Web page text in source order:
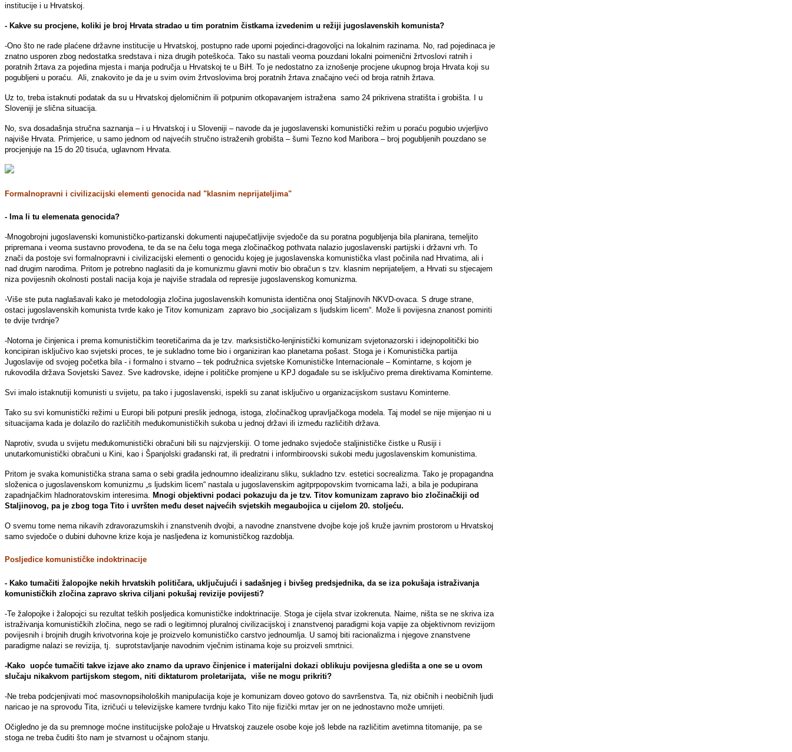
institucije i u Hrvatskoj.
- Kakve su procjene, koliki je broj Hrvata stradao u tim poratnim čistkama izvedenim u režiji jugoslavenskih komunista?
-Ono što ne rade plaćene državne institucije u Hrvatskoj, postupno rade uporni pojedinci-dragovoljci na lokalnim razinama. No, rad pojedinaca je
znatno usporen zbog nedostatka sredstava i niza drugih poteškoća. Tako su nastali veoma pouzdani lokalni poimenični žrtvoslovi ratnih i
poratnih žrtava za pojedina mjesta i manja područja u Hrvatskoj te u BiH. To je nedostatno za iznošenje procjene ukupnog broja Hrvata koji su
pogubljeni u poraću. Ali, znakovito je da je u svim ovim žrtvoslovima broj poratnih žrtava značajno veći od broja ratnih žrtava.
Uz to, treba istaknuti podatak da su u Hrvatskoj djelomičnim ili potpunim otkopavanjem istražena samo 24 prikrivena stratišta i grobišta. I u
Sloveniji je slična situacija.
No, sva dosadašnja stručna saznanja – i u Hrvatskoj i u Sloveniji – navode da je jugoslavenski komunistički režim u poraću pogubio uvjerljivo
najviše Hrvata. Primjerice, u samo jednom od najvećih stručno istraženih grobišta – šumi Tezno kod Maribora – broj pogubljenih pouzdano se
procjenjuje na 15 do 20 tisuća, uglavnom Hrvata.
Formalnopravni i civilizacijski elementi genocida nad "klasnim neprijateljima"
- Ima li tu elemenata genocida?
-Mnogobrojni jugoslavenski komunističko-partizanski dokumenti najupečatljivije svjedoče da su poratna pogubljenja bila planirana, temeljito
pripremana i veoma sustavno provođena, te da se na čelu toga mega zločinačkog pothvata nalazio jugoslavenski partijski i državni vrh. To
znači da postoje svi formalnopravni i civilizacijski elementi o genocidu kojeg je jugoslavenska komunistička vlast počinila nad Hrvatima, ali i
nad drugim narodima. Pritom je potrebno naglasiti da je komunizmu glavni motiv bio obračun s tzv. klasnim neprijateljem, a Hrvati su stjecajem
niza povijesnih okolnosti postali nacija koja je najviše stradala od represije jugoslavenskog komunizma.
-Više ste puta naglašavali kako je metodologija zločina jugoslavenskih komunista identična onoj Staljinovih NKVD-ovaca. S druge strane,
ostaci jugoslavenskih komunista tvrde kako je Titov komunizam zapravo bio „socijalizam s ljudskim licem“. Može li povijesna znanost pomiriti
te dvije tvrdnje?
-Notorna je činjenica i prema komunističkim teoretičarima da je tzv. marksističko-lenjinistički komunizam svjetonazorski i idejnopolitički bio
koncipiran isključivo kao svjetski proces, te je sukladno tome bio i organiziran kao planetarna pošast. Stoga je i Komunistička partija
Jugoslavije od svojeg početka bila - i formalno i stvarno – tek podružnica svjetske Komunističke Internacionale – Komintarne, s kojom je
rukovodila država Sovjetski Savez. Sve kadrovske, idejne i političke promjene u KPJ događale su se isključivo prema direktivama Kominterne.
Svi imalo istaknutiji komunisti u svijetu, pa tako i jugoslavenski, ispekli su zanat isključivo u organizacijskom sustavu Kominterne.
Tako su svi komunistički režimi u Europi bili potpuni preslik jednoga, istoga, zločinačkog upravljačkoga modela. Taj model se nije mijenjao ni u
situacijama kada je dolazilo do različitih međukomunističkih sukoba u jednoj državi ili između različitih država.
Naprotiv, svuda u svijetu međukomunistički obračuni bili su najzvjerskiji. O tome jednako svjedoče staljinističke čistke u Rusiji i
unutarkomunistički obračuni u Kini, kao i Španjolski građanski rat, ili predratni i informbiroovski sukobi među jugoslavenskim komunistima.
Pritom je svaka komunistička strana sama o sebi gradila jednoumno idealiziranu sliku, sukladno tzv. estetici socrealizma. Tako je propagandna
složenica o jugoslavenskom komunizmu „s ljudskim licem“ nastala u jugoslavenskim agitprpopovskim tvornicama laži, a bila je podupirana
zapadnjačkim hladnoratovskim interesima. Mnogi objektivni podaci pokazuju da je tzv. Titov komunizam zapravo bio zločinačkiji od
Staljinovog, pa je zbog toga Tito i uvršten među deset najvećih svjetskih megaubojica u cijelom 20. stoljeću.
O svemu tome nema nikavih zdravorazumskih i znanstvenih dvojbi, a navodne znanstvene dvojbe koje još kruže javnim prostorom u Hrvatskoj
samo svjedoče o dubini duhovne krize koja je nasljeđena iz komunističkog razdoblja.
Posljedice komunističke indoktrinacije
- Kako tumačiti žalopojke nekih hrvatskih političara, uključujući i sadašnjeg i bivšeg predsjednika, da se iza pokušaja istraživanja
komunističkih zločina zapravo skriva ciljani pokušaj revizije povijesti?
-Te žalopojke i žalopojci su rezultat teških posljedica komunističke indoktrinacije. Stoga je cijela stvar izokrenuta. Naime, ništa se ne skriva iza
istraživanja komunističkih zločina, nego se radi o legitimnoj pluralnoj civilizacijskoj i znanstvenoj paradigmi koja vapije za objektivnom revizijom
povijesnih i brojnih drugih krivotvorina koje je proizvelo komunističko carstvo jednoumlja. U samoj biti racionalizma i njegove znanstvene
paradigme nalazi se revizija, tj. suprotstavljanje navodnim vječnim istinama koje su proizveli smrtnici.
-Kako uopće tumačiti takve izjave ako znamo da upravo činjenice i materijalni dokazi oblikuju povijesna gledišta a one se u ovom
slučaju nikakvom partijskom stegom, niti diktaturom proletarijata, više ne mogu prikriti?
-Ne treba podcjenjivati moć masovnopsiholoških manipulacija koje je komunizam doveo gotovo do savršenstva. Ta, niz običnih i neobičnih ljudi
naricao je na sprovodu Tita, izričući u televizijske kamere tvrdnju kako Tito nije fizički mrtav jer on ne jednostavno može umrijeti.
Očigledno je da su premnoge moćne institucijske položaje u Hrvatskoj zauzele osobe koje još lebde na različitim avetimna titomanije, pa se
stoga ne treba čuditi što nam je stvarnost u očajnom stanju.